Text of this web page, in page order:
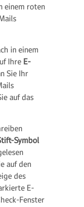
einem roten
in einem
Ihre E-
Sie Ihr
auf das
Symbol
auf den
des
E-
Fenster